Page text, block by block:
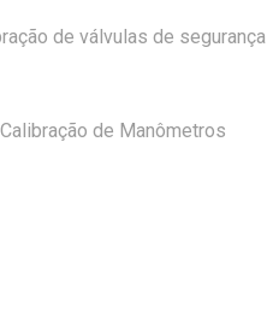
de válvulas de segurança
Calibração de Manômetros